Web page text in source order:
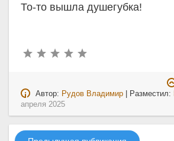
То-то вышла душегубка!
Автор: Рудов Владимир | Разместил:
апреля 2025